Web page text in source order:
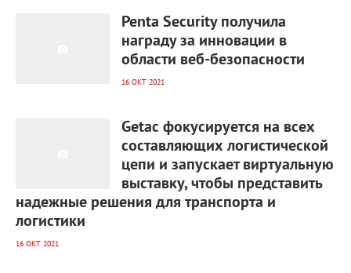
Penta Security получила
награду за инновации в
области веб-безопасности
16 ОКТ 2021
Getac фокусируется на всех
составляющих логистической
цепи и запускает виртуальную
выставку, чтобы представить
надежные решения для транспорта и
логистики
16 ОКТ 2021